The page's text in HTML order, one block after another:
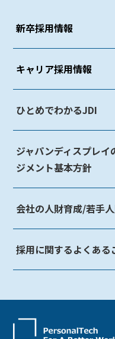
新卒採用情報
新卒採用情報
代表メッセージ
社員インタビュー
選考フロー
新卒事務系職一覧
新卒技術職一覧
キャリア採用情報
キャリア採用情報
求人一覧
社員インタビュー
選考フロー
ひとめでわかるJDI
ジャパンディスプレ
ジメント基本方針
会社の人財育成/若手
採用に関するよくある